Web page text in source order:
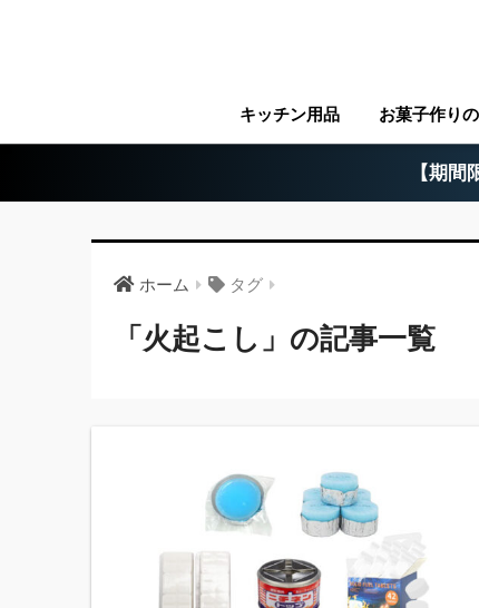
キッチン用品 お菓子作り
【期
ホーム タグ
「火起こし」の記事一覧